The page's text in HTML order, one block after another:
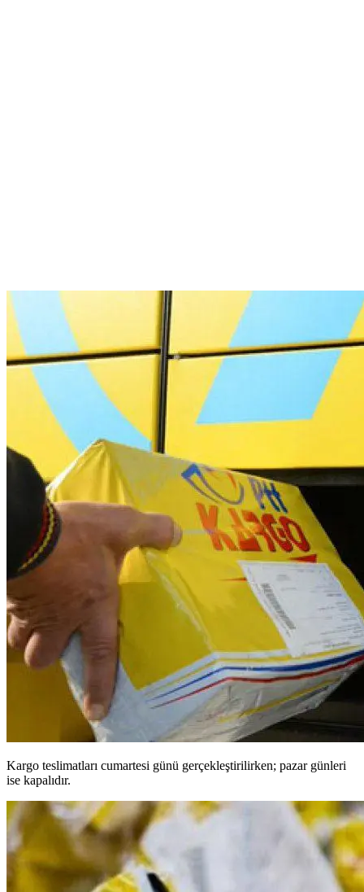
Kargo teslimatları cumartesi günü gerçekleştirilirken; pazar günleri
ise kapalıdır.